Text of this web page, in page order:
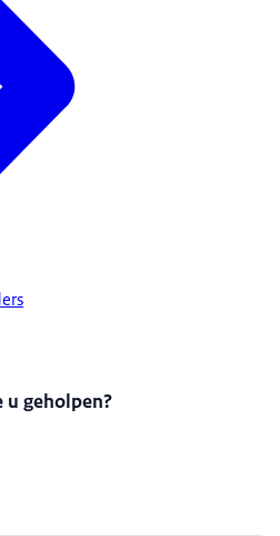
de huur eindigt of niet. Elke
en moet dus ook apart
goed contact opnemen met uw
als u die heeft. Ook kunt u
het
na of u een
kunt krijgen
jaar?
de Gedragscode verhuurders
ook op hen toepassen.
u geholpen?